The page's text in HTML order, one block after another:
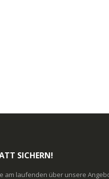
SICHERN!
am laufenden über unsere